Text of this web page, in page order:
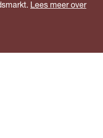
Lees meer over